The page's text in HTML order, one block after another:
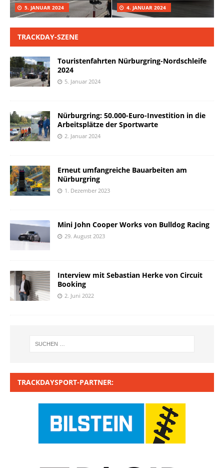
5. JANUAR 2024 4. JANUAR 2024
TRACKDAY-SZENE
Touristenfahrten Nürburgring-Nordschleife
2024
5. Januar 2024
Nürburgring: 50.000-Euro-Investition in die
Arbeitsplätze der Sportwarte
2. Januar 2024
Erneut umfangreiche Bauarbeiten am
Nürburgring
1. Dezember 2023
Mini John Cooper Works von Bulldog Racing
29. August 2023
Interview mit Sebastian Herke von Circuit
Booking
2. Juni 2022
TRACKDAYSPORT-PARTNER: